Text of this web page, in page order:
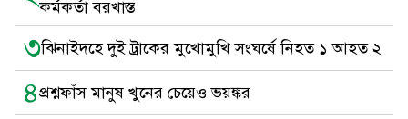
কর্মকর্তা বরখাস্ত
৩ঝিনাইদহে দুই ট্রাকের মুখোমুখি সংঘর্ষে নিহত ১ আহত ২
৪প্রশ্নফাঁস মানুষ খুনের চেয়েও ভয়ঙ্কর